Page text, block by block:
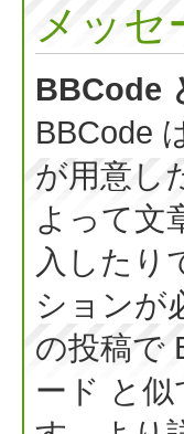
メッ
BBCode
BBCode
が用意し
よって文
入したり
ションが
の投稿で
ード と